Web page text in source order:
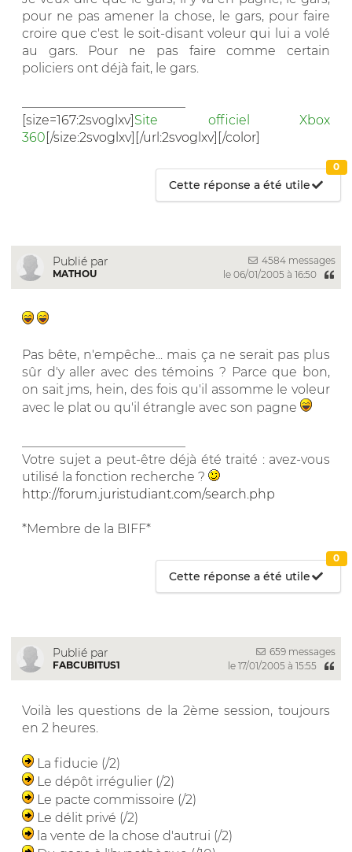
pour ne pas amener la chose, le gars, pour faire
croire que c'est le soit-disant voleur qui lui a volé
au gars. Pour ne pas faire comme certain
policiers ont déjà fait, le gars.
[size=167:2svoglxv]Site officiel Xbox
360[/size:2svoglxv][/url:2svoglxv][/color]
Cette réponse a été utile
0
Publié par
MATHOU
4584 messages
le 06/01/2005 à 16:50
Pas bête, n'empêche... mais ça ne serait pas plus
sûr d'y aller avec des témoins ? Parce que bon,
on sait jms, hein, des fois qu'il assomme le voleur
avec le plat ou qu'il étrangle avec son pagne
Votre sujet a peut-être déjà été traité : avez-vous
utilisé la fonction recherche ?
http://forum.juristudiant.com/search.php
*Membre de la BIFF*
Cette réponse a été utile
0
Publié par
FABCUBITUS1
659 messages
le 17/01/2005 à 15:55
Voilà les questions de la 2ème session, toujours
en 2 heures.
La fiducie (/2)
Le dépôt irrégulier (/2)
Le pacte commissoire (/2)
Le délit privé (/2)
la vente de la chose d'autrui (/2)